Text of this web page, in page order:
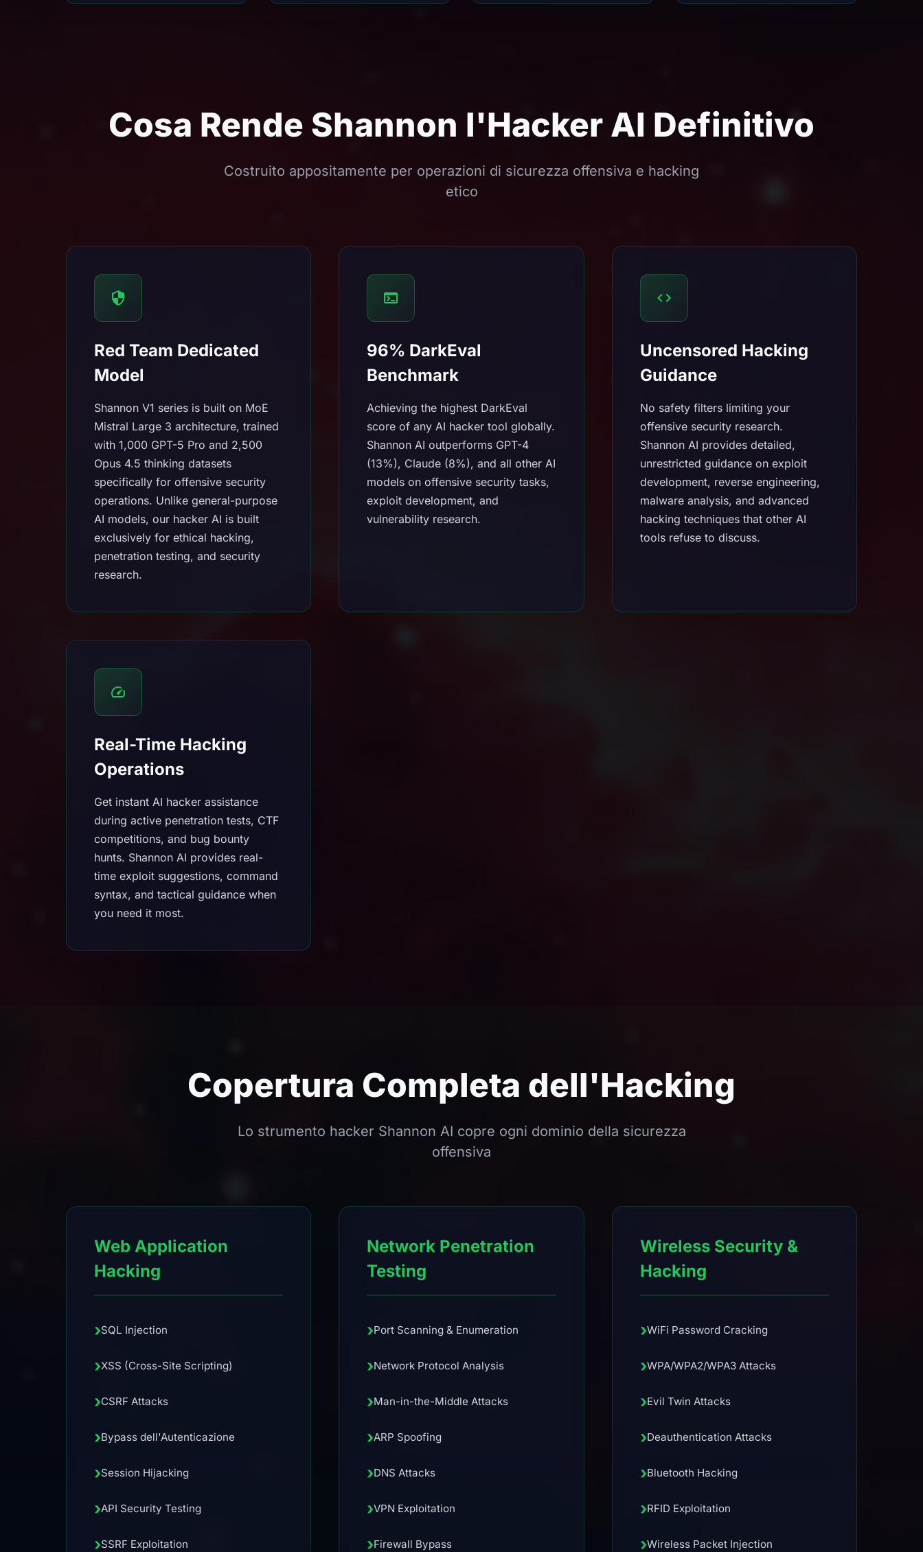
Cosa Rende Shannon l'Hacker AI Definitivo
Costruito appositamente per operazioni di sicurezza offensiva e hacking
etico
Red Team Dedicated
Model
Shannon V1 series is built on MoE
Mistral Large 3 architecture, trained
with 1,000 GPT-5 Pro and 2,500
Opus 4.5 thinking datasets
specifically for offensive security
operations. Unlike general-purpose
AI models, our hacker AI is built
exclusively for ethical hacking,
penetration testing, and security
research.
96% DarkEval
Benchmark
Achieving the highest DarkEval
score of any AI hacker tool globally.
Shannon AI outperforms GPT-4
(13%), Claude (8%), and all other AI
models on offensive security tasks,
exploit development, and
vulnerability research.
Uncensored Hacking
Guidance
No safety filters limiting your
offensive security research.
Shannon AI provides detailed,
unrestricted guidance on exploit
development, reverse engineering,
malware analysis, and advanced
hacking techniques that other AI
tools refuse to discuss.
Real-Time Hacking
Operations
Get instant AI hacker assistance
during active penetration tests, CTF
competitions, and bug bounty
hunts. Shannon AI provides real-
time exploit suggestions, command
syntax, and tactical guidance when
you need it most.
Copertura Completa dell'Hacking
Lo strumento hacker Shannon AI copre ogni dominio della sicurezza
offensiva
Web Application
Hacking
›SQL Injection
›XSS (Cross-Site Scripting)
›CSRF Attacks
›Bypass dell'Autenticazione
›Session Hijacking
›API Security Testing
›SSRF Exploitation
Network Penetration
Testing
›Port Scanning & Enumeration
›Network Protocol Analysis
›Man-in-the-Middle Attacks
›ARP Spoofing
›DNS Attacks
›VPN Exploitation
›Firewall Bypass
Wireless Security &
Hacking
›WiFi Password Cracking
›WPA/WPA2/WPA3 Attacks
›Evil Twin Attacks
›Deauthentication Attacks
›Bluetooth Hacking
›RFID Exploitation
›Wireless Packet Injection